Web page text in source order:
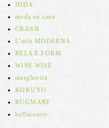
HIDA
moda en casa
CRASH
L'aria MODERNA
RELAX FORM
WISE WISE
margherita
KOKUYO
RUGMART
bellacontte